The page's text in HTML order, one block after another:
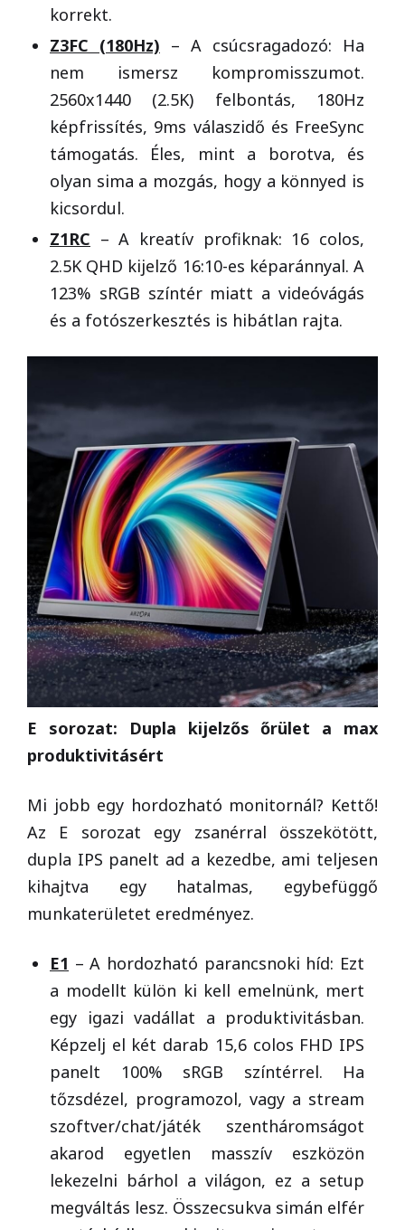
korrekt.
Z3FC (180Hz) – A csúcsragadozó: Ha
nem ismersz kompromisszumot.
2560x1440 (2.5K) felbontás, 180Hz
képfrissítés, 9ms válaszidő és FreeSync
támogatás. Éles, mint a borotva, és
olyan sima a mozgás, hogy a könnyed is
kicsordul.
Z1RC – A kreatív profiknak: 16 colos,
2.5K QHD kijelző 16:10-es képaránnyal. A
123% sRGB színtér miatt a videóvágás
és a fotószerkesztés is hibátlan rajta.
E sorozat: Dupla kijelzős őrület a max
produktivitásért
Mi jobb egy hordozható monitornál? Kettő!
Az E sorozat egy zsanérral összekötött,
dupla IPS panelt ad a kezedbe, ami teljesen
kihajtva egy hatalmas, egybefüggő
munkaterületet eredményez.
E1 – A hordozható parancsnoki híd: Ezt
a modellt külön ki kell emelnünk, mert
egy igazi vadállat a produktivitásban.
Képzelj el két darab 15,6 colos FHD IPS
panelt 100% sRGB színtérrel. Ha
tőzsdézel, programozol, vagy a stream
szoftver/chat/játék szentháromságot
akarod egyetlen masszív eszközön
lekezelni bárhol a világon, ez a setup
megváltás lesz. Összecsukva simán elfér